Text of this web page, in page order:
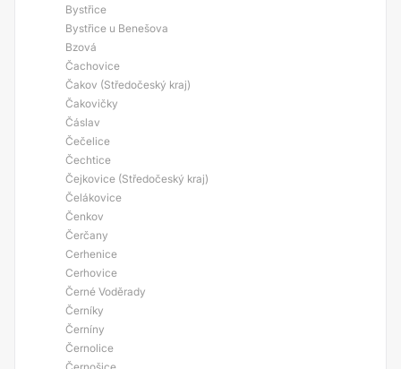
Bystřice
Bystřice u Benešova
Bzová
Čachovice
Čakov (Středočeský kraj)
Čakovičky
Čáslav
Čečelice
Čechtice
Čejkovice (Středočeský kraj)
Čelákovice
Čenkov
Čerčany
Cerhenice
Cerhovice
Černé Voděrady
Černíky
Černíny
Černolice